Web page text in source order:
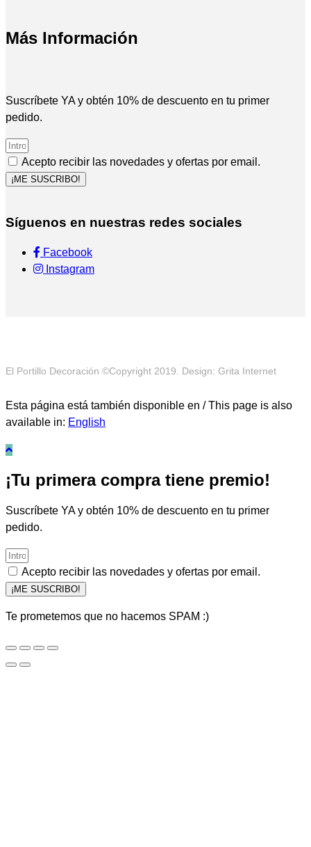
Más Información
Suscríbete YA y obtén 10% de descuento en tu primer
pedido.
Acepto recibir las novedades y ofertas por email.
¡ME SUSCRIBO!
Síguenos en nuestras redes sociales
Facebook
Instagram
El Portillo Decoración ©Copyright 2019. Design: Grita Internet
Esta página está también disponible en / This page is also
available in: English
¡Tu primera compra tiene premio!
Suscríbete YA y obtén 10% de descuento en tu primer
pedido.
Acepto recibir las novedades y ofertas por email.
¡ME SUSCRIBO!
Te prometemos que no hacemos SPAM :)